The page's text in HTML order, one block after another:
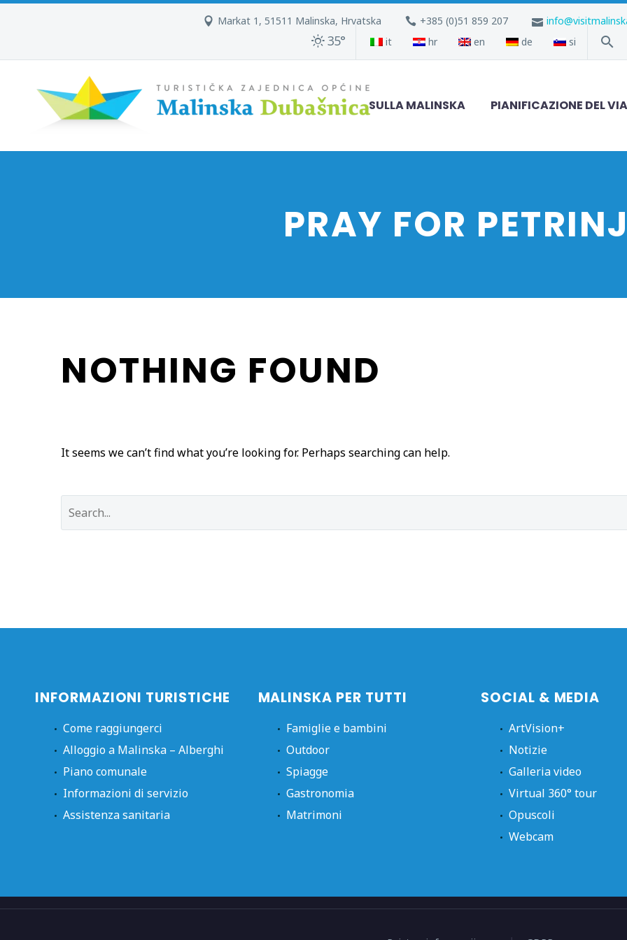
Markat 1, 51511 Malinska, Hrvatska +385 (0)51 859 207
35° it hr en de si
SULLA MALINSKA PIANIFICAZIONE DEL
PRAY FOR
NOTHING FOUND
It seems we can’t find what you’re looking for. Perhaps searching can help.
INFORMAZIONI TURISTICHE
Come raggiungerci
Alloggio a Malinska – Alberghi
Piano comunale
Informazioni di servizio
Assistenza sanitaria
MALINSKA PER TUTTI
Famiglie e bambini
Outdoor
Spiagge
Gastronomia
Matrimoni
SOCIAL & MEDIA
ArtVision+
Notizie
Galleria video
Virtual 360° tour
Opuscoli
Webcam